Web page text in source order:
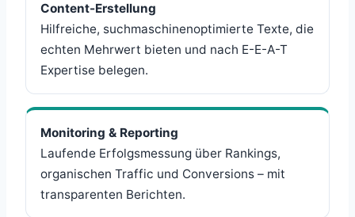
Content-Erstellung
Hilfreiche, suchmaschinenoptimierte Texte, die
echten Mehrwert bieten und nach E-E-A-T
Expertise belegen.
Monitoring & Reporting
Laufende Erfolgsmessung über Rankings,
organischen Traffic und Conversions – mit
transparenten Berichten.